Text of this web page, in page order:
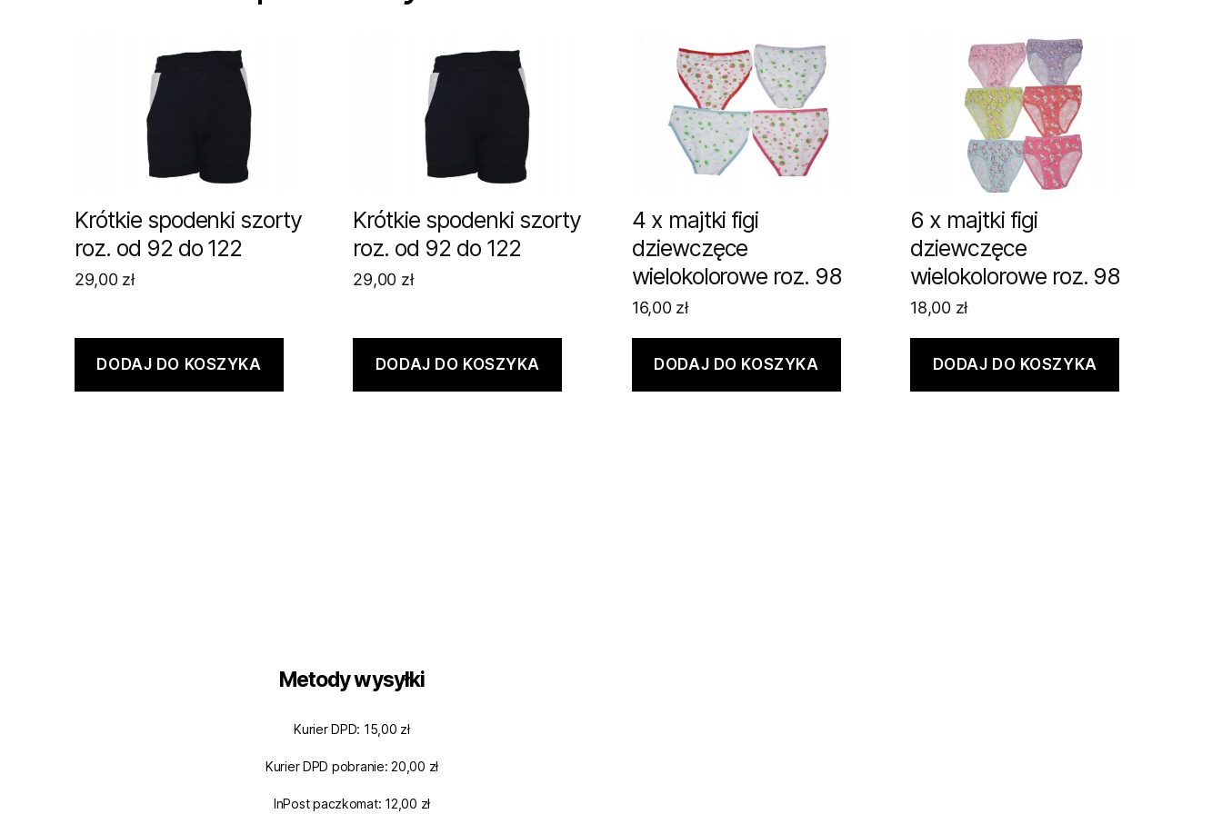
Krótkie spodenki szorty
roz. od 92 do 122
29,00 zł
DODAJ DO KOSZYKA
Krótkie spodenki szorty
roz. od 92 do 122
29,00 zł
DODAJ DO KOSZYKA
4 x majtki figi
dziewczęce
wielokolorowe roz. 98
16,00 zł
DODAJ DO KOSZYKA
6 x majtki figi
dziewczęce
wielokolorowe roz. 98
18,00 zł
DODAJ DO KOSZYKA
Metody wysyłki
Kurier DPD: 15,00 zł
Kurier DPD pobranie: 20,00 zł
InPost paczkomat: 12,00 zł